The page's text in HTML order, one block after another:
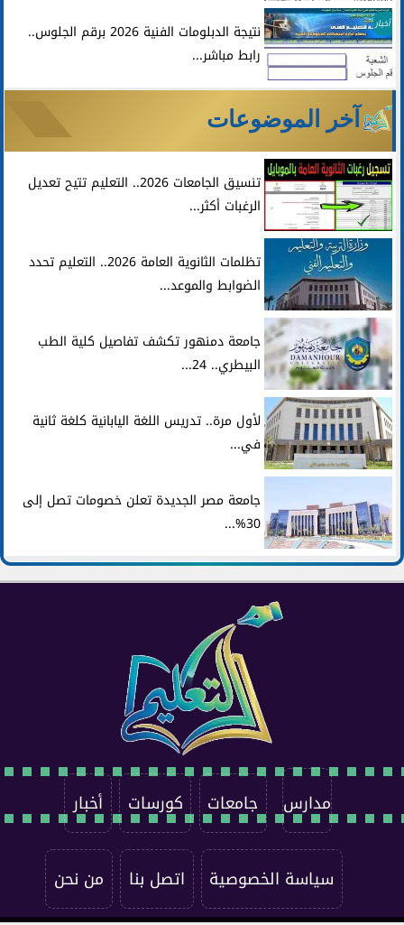
أخبار
نتيجة الدبلومات الفنية 2026 برقم الجلوس..
رابط مباشر...
آخر الموضوعات
تنسيق الجامعات 2026.. التعليم تتيح تعديل
الرغبات أكثر...
تظلمات الثانوية العامة 2026.. التعليم تحدد
الضوابط والموعد...
جامعة دمنهور تكشف تفاصيل كلية الطب
البيطري.. 24...
لأول مرة.. تدريس اللغة اليابانية كلغة ثانية
في...
جامعة مصر الجديدة تعلن خصومات تصل إلى
30%...
مدارس جامعات كورسات أخبار
سياسة الخصوصية اتصل بنا من نحن